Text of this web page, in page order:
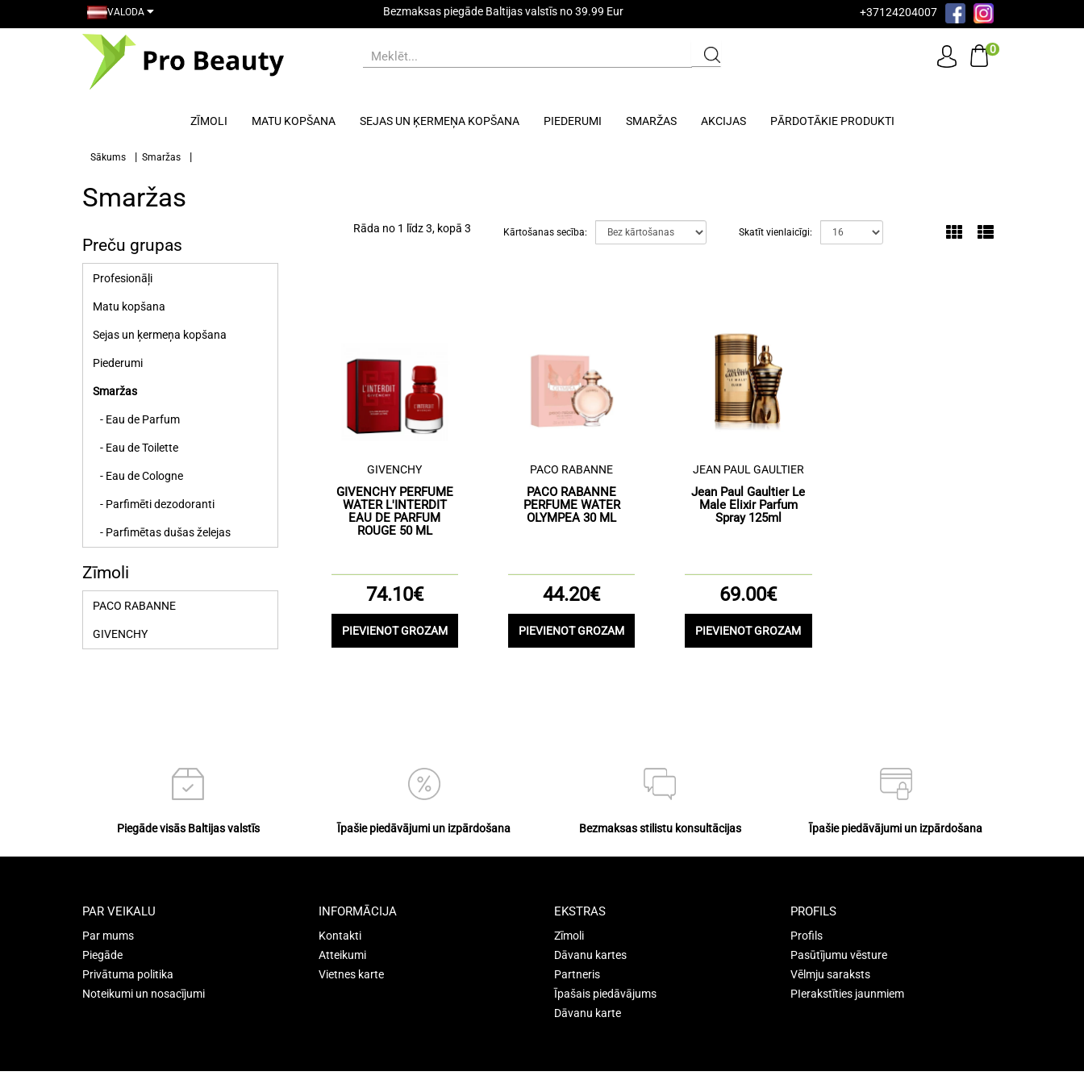
VALODA Bezmaksas piegāde Baltijas valstīs no 39.99 Eur +37124204007
0
ZĪMOLI MATU KOPŠANA SEJAS UN ĶERMEŅA KOPŠANA PIEDERUMI SMARŽAS AKCIJAS PĀRDOTĀKIE PRODUKTI
Sākums Smaržas
Smaržas
Preču grupas
Profesionāļi
Matu kopšana
Sejas un ķermeņa kopšana
Piederumi
Smaržas
- Eau de Parfum
- Eau de Toilette
- Eau de Cologne
- Parfimēti dezodoranti
- Parfimētas dušas želejas
Zīmoli
PACO RABANNE
GIVENCHY
Rāda no 1 līdz 3, kopā 3 Kārtošanas secība: Skatīt vienlaicīgi:
GIVENCHY
GIVENCHY PERFUME
WATER L'INTERDIT
EAU DE PARFUM
ROUGE 50 ML
74.10€
PIEVIENOT GROZAM
PACO RABANNE
PACO RABANNE
PERFUME WATER
OLYMPEA 30 ML
44.20€
PIEVIENOT GROZAM
JEAN PAUL GAULTIER
Jean Paul Gaultier Le
Male Elixir Parfum
Spray 125ml
69.00€
PIEVIENOT GROZAM
Piegāde visās Baltijas valstīs Īpašie piedāvājumi un izpārdošana Bezmaksas stilistu konsultācijas Īpašie piedāvājumi un izpārdošana
PAR VEIKALU
Par mums
Piegāde
Privātuma politika
Noteikumi un nosacījumi
INFORMĀCIJA
Kontakti
Atteikumi
Vietnes karte
EKSTRAS
Zīmoli
Dāvanu kartes
Partneris
Īpašais piedāvājums
Dāvanu karte
PROFILS
Profils
Pasūtījumu vēsture
Vēlmju saraksts
PIerakstīties jaunmiem